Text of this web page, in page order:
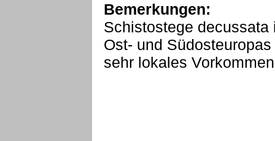
Bemerkungen:
Schistostege decussata
Ost- und
sehr lokales